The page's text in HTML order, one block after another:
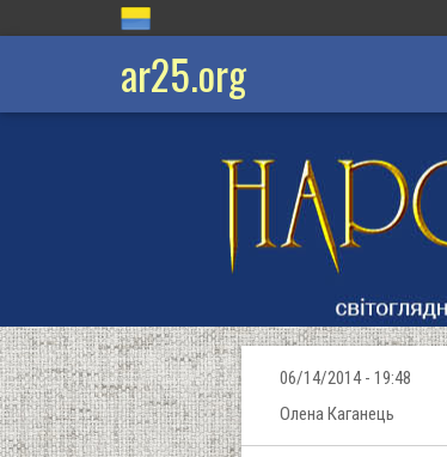
ar25.org
06/14/2014 - 19:48
Олена Каганець